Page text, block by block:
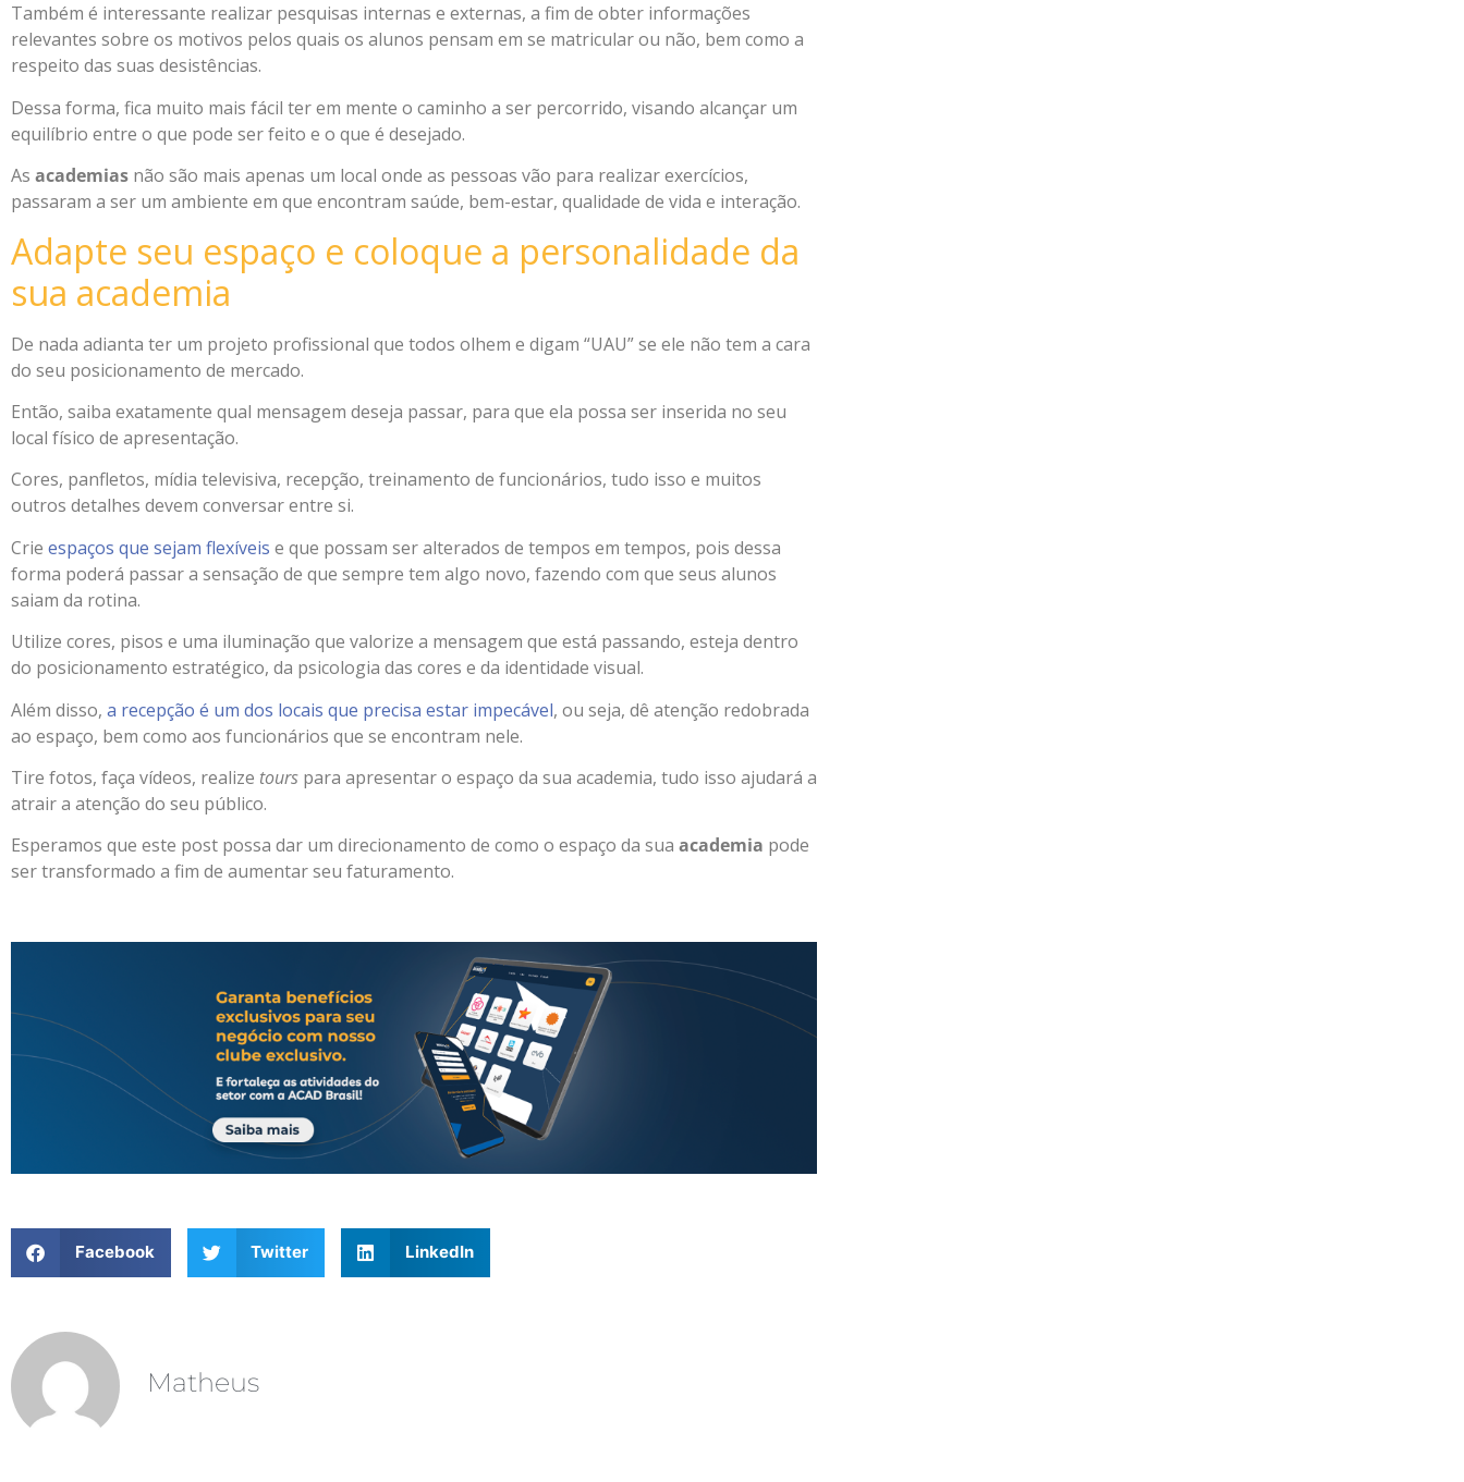
Também é interessante realizar pesquisas internas e externas, a fim de obter informações
relevantes sobre os motivos pelos quais os alunos pensam em se matricular ou não, bem como a
respeito das suas desistências.
Dessa forma, fica muito mais fácil ter em mente o caminho a ser percorrido, visando alcançar um
equilíbrio entre o que pode ser feito e o que é desejado.
As academias não são mais apenas um local onde as pessoas vão para realizar exercícios,
passaram a ser um ambiente em que encontram saúde, bem-estar, qualidade de vida e interação.
Adapte seu espaço e coloque a personalidade da
sua academia
De nada adianta ter um projeto profissional que todos olhem e digam “UAU” se ele não tem a cara
do seu posicionamento de mercado.
Então, saiba exatamente qual mensagem deseja passar, para que ela possa ser inserida no seu
local físico de apresentação.
Cores, panfletos, mídia televisiva, recepção, treinamento de funcionários, tudo isso e muitos
outros detalhes devem conversar entre si.
Crie espaços que sejam flexíveis e que possam ser alterados de tempos em tempos, pois dessa
forma poderá passar a sensação de que sempre tem algo novo, fazendo com que seus alunos
saiam da rotina.
Utilize cores, pisos e uma iluminação que valorize a mensagem que está passando, esteja dentro
do posicionamento estratégico, da psicologia das cores e da identidade visual.
Além disso, a recepção é um dos locais que precisa estar impecável, ou seja, dê atenção redobrada
ao espaço, bem como aos funcionários que se encontram nele.
Tire fotos, faça vídeos, realize tours para apresentar o espaço da sua academia, tudo isso ajudará a
atrair a atenção do seu público.
Esperamos que este post possa dar um direcionamento de como o espaço da sua academia pode
ser transformado a fim de aumentar seu faturamento.
Facebook Twitter LinkedIn
Matheus